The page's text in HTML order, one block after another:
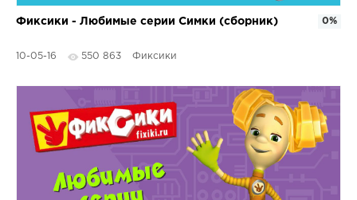
Фиксики - Любимые серии Симки (сборник)
10-05-16 550 863 Фиксики
0%